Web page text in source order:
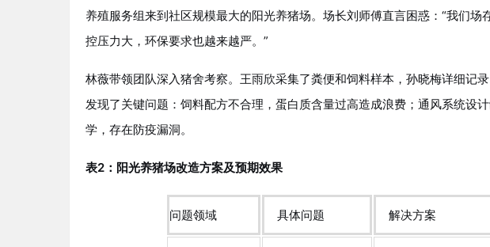
养殖服务组来到社区规模最大的阳光养猪场。场长刘师傅直言困惑：“我们
控压力大，环保要求也越来越严。”
林薇带领团队深入猪舍考察。王雨欣采集了粪便和饲料样本，孙晓梅详细记
发现了关键问题：饲料配方不合理，蛋白质含量过高造成浪费；通风系统设
学，存在防疫漏洞。
表2：阳光养猪场改造方案及预期效果
问题领域 具体问题 解决方案